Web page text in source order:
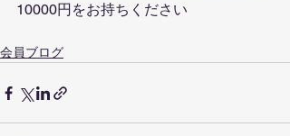
10000円をお持ちください
会員ブログ